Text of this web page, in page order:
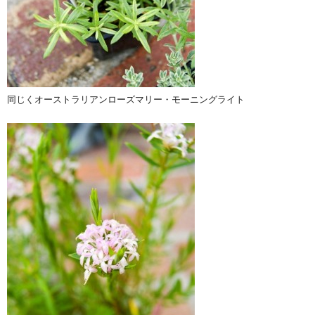
同じくオーストラリアンローズマリー・モーニングライト